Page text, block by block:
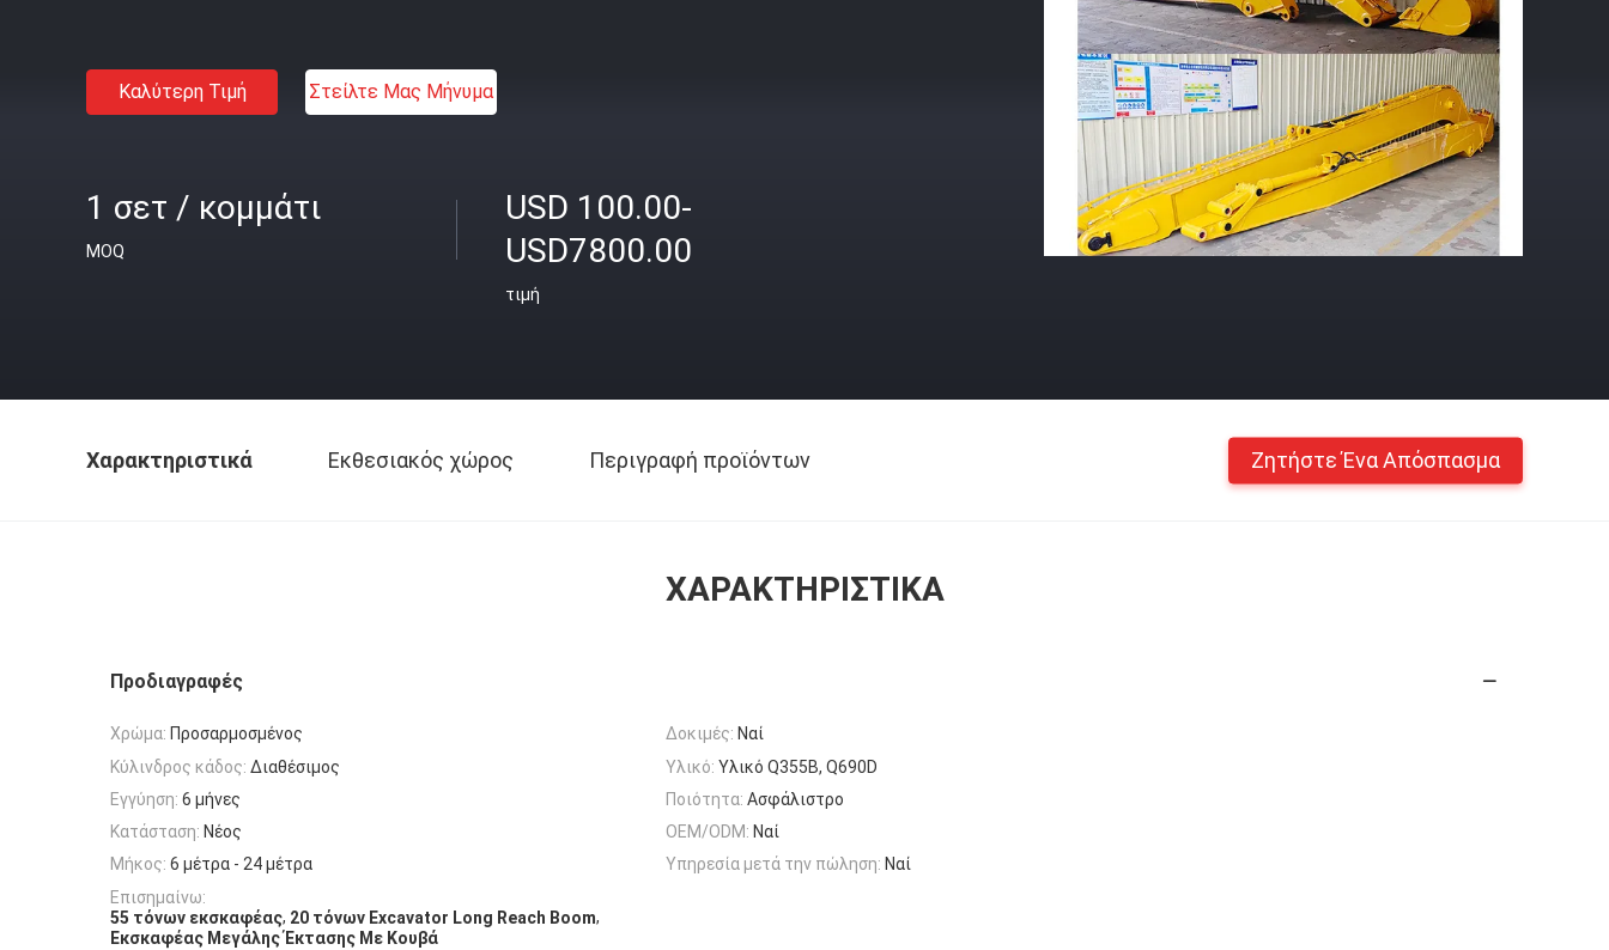
Καλύτερη Τιμή Στείλτε Μας Μήνυμα
1 σετ / κομμάτι
MOQ
USD 100.00-
USD7800.00
τιμή
Χαρακτηριστικά Εκθεσιακός χώρος Περιγραφή προϊόντων Ζητήστε Ένα Απόσπασμα
ΧΑΡΑΚΤΗΡΙΣΤΙΚΆ
Προδιαγραφές
Χρώμα: Προσαρμοσμένος Δοκιμές: Ναί
Κύλινδρος κάδος: Διαθέσιμος Υλικό: Υλικό Q355B, Q690D
Εγγύηση: 6 μήνες Ποιότητα: Ασφάλιστρο
Κατάσταση: Νέος OEM/ODM: Ναί
Μήκος: 6 μέτρα - 24 μέτρα Υπηρεσία μετά την πώληση: Ναί
Επισημαίνω:
55 τόνων εκσκαφέας, 20 τόνων Excavator Long Reach Boom,
Εκσκαφέας Μεγάλης Έκτασης Με Κουβά